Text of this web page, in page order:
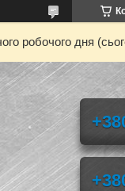
робочого дня